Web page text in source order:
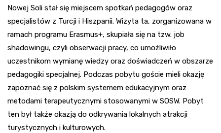
Nowej Soli stał się miejscem spotkań pedagogów oraz
specjalistów z Turcji i Hiszpanii. Wizyta ta, zorganizowana w
ramach programu Erasmus+, skupiała się na tzw. job
shadowingu, czyli obserwacji pracy, co umożliwiło
uczestnikom wymianę wiedzy oraz doświadczeń w obszarze
pedagogiki specjalnej. Podczas pobytu goście mieli okazję
zapoznać się z polskim systemem edukacyjnym oraz
metodami terapeutycznymi stosowanymi w SOSW. Pobyt
ten był także okazją do odkrywania lokalnych atrakcji
turystycznych i kulturowych.